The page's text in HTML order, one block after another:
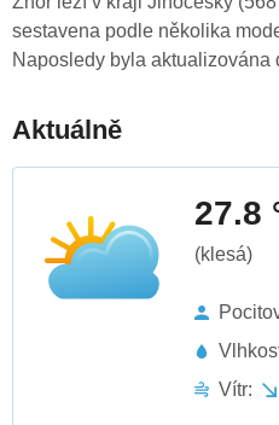
sestavena podle několika
Naposledy byla aktualizována
Aktuálně
27.8
(klesá)
Vítr: